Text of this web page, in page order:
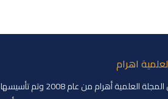
اهرام
تم تأسيس المجلة العلمية أهرام من عام 2008 وتم تأسيسها